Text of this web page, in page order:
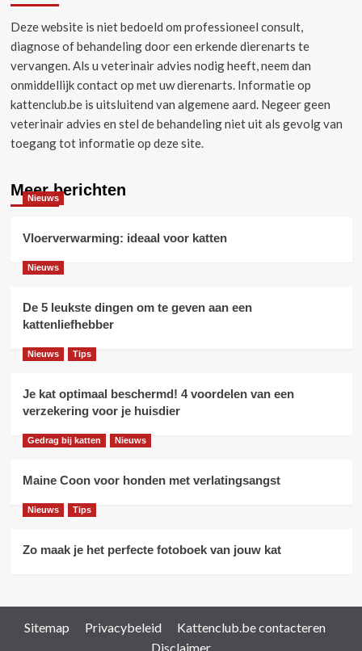
Deze website is niet bedoeld om professioneel consult,
diagnose of behandeling door een erkende dierenarts te
vervangen.Als u veterinair advies nodig heeft, neem dan
onmiddellijk contact op met uw dierenarts. Informatie op
kattenclub.be is uitsluitend van algemene aard. Negeer geen
veterinair advies en stel de behandeling niet uit als gevolg van
toegang tot informatie op deze site.
Meer berichten
Nieuws
Vloerverwarming: ideaal voor katten
Nieuws
De 5 leukste dingen om te geven aan een
kattenliefhebber
Nieuws Tips
Je kat optimaal beschermd! 4 voordelen van een
verzekering voor je huisdier
Gedrag bij katten Nieuws
Maine Coon voor honden met verlatingsangst
Nieuws Tips
Zo maak je het perfecte fotoboek van jouw kat
Sitemap Privacybeleid
Kattenclub.be contacteren
Disclaimer